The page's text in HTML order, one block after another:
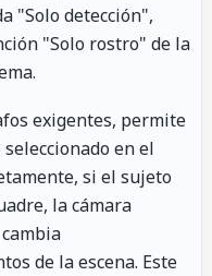
"Solo detección",
"Solo rostro" de la
exigentes, permite
en el
si el sujeto
la cámara
de la escena. Este